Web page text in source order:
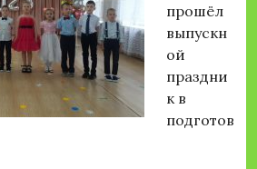
прошёл
выпускн
ой
праздни
к в
подготов